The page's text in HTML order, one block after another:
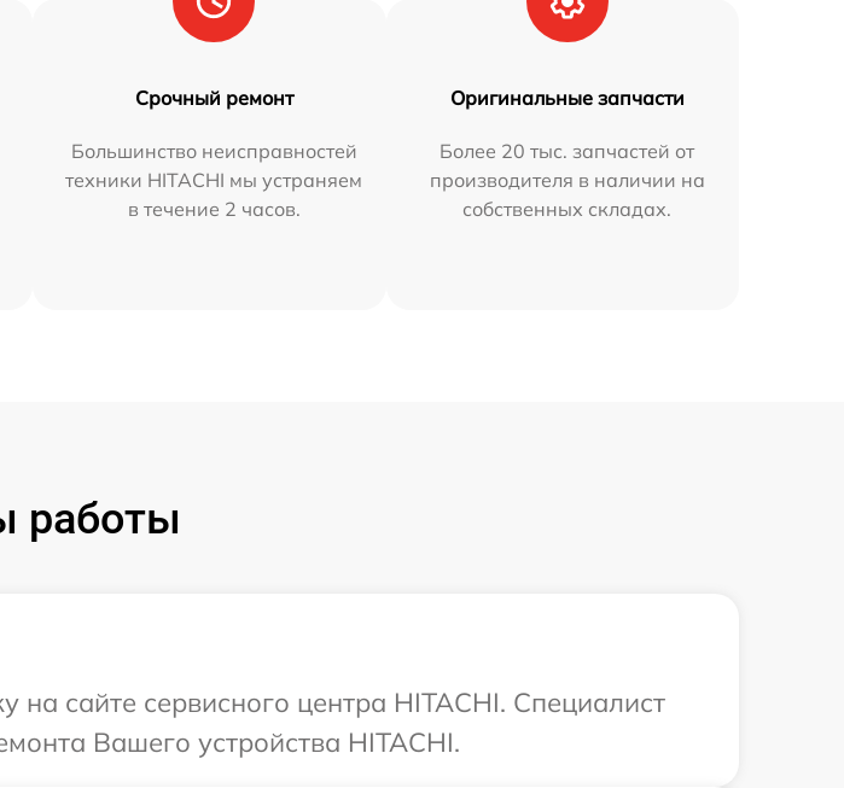
Срочный ремонт
Большинство неисправностей
техники HITACHI мы устраняем
в течение 2 часов.
Оригинальные запчасти
Более 20 тыс. запчастей от
производителя в наличии на
собственных складах.
работы
на сайте сервисного центра HITACHI. Специалист
Вашего устройства HITACHI.